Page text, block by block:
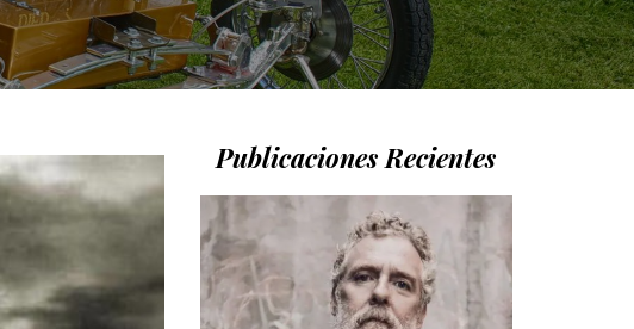
Publicaciones Recientes